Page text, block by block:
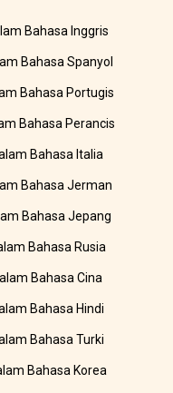
Bahasa Inggris
Bahasa Spanyol
Bahasa Portugis
Bahasa Perancis
Bahasa Italia
Bahasa Jerman
Bahasa Jepang
Bahasa Rusia
Bahasa Cina
Bahasa Hindi
Bahasa Turki
Bahasa Korea